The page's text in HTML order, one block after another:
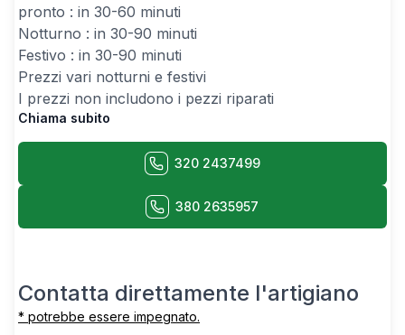
pronto : in 30-60 minuti
Notturno : in 30-90 minuti
Festivo : in 30-90 minuti
Prezzi vari notturni e festivi
I prezzi non includono i pezzi riparati
Chiama subito
320 2437499
380 2635957
Contatta direttamente l'artigiano
* potrebbe essere impegnato.